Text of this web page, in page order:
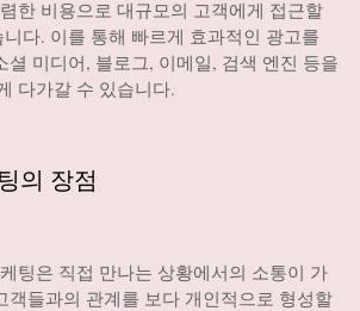
한 비용으로 대규모의 고객에게 접근할
다. 이를 통해 빠르게 효과적인 광고를
셜 미디어, 블로그, 이메일, 검색 엔진 등을
다가갈 수 있습니다.
의 장점
팅은 직접 만나는 상황에서의 소통이 가
객들과의 관계를 보다 개인적으로 형성할